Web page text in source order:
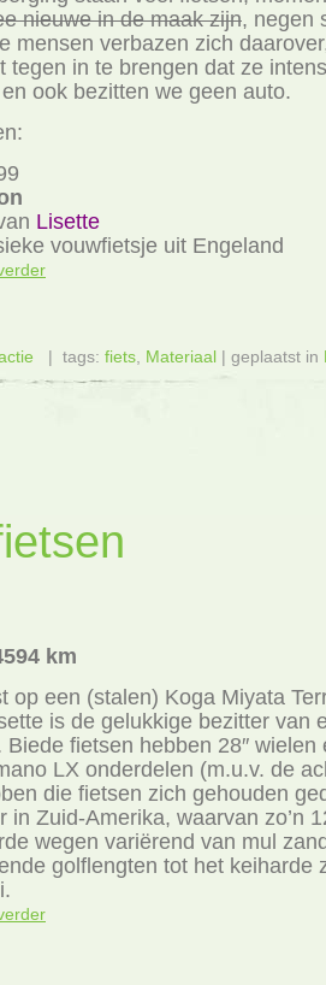
nieuwe in de maak zijn, negen
mensen verbazen zich
tegen in te brengen dat ze
ook bezitten we geen auto.
Lisette
vouwfietsje uit Engeland
| tags: fiets Materiaal | geplaatst in
km
op een (stalen) Koga Miyata
is de gelukkige bezitter van
Biede fietsen hebben 28″
LX onderdelen (m.u.v. de
die fietsen zich gehouden
in Zuid-Amerika, waarvan zo’n
wegen variërend van mul
golflengten tot het keiharde